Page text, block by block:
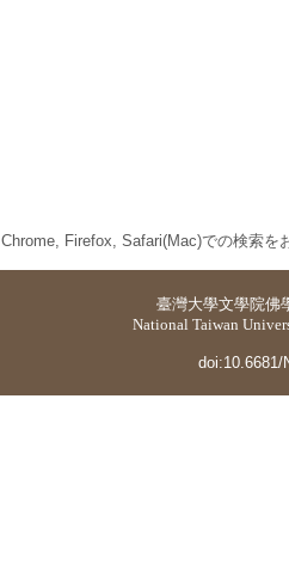
Chrome, Firefox, Safari(Mac)での検索を
臺灣大學文學院佛
National Taiwan
doi:10.6681/